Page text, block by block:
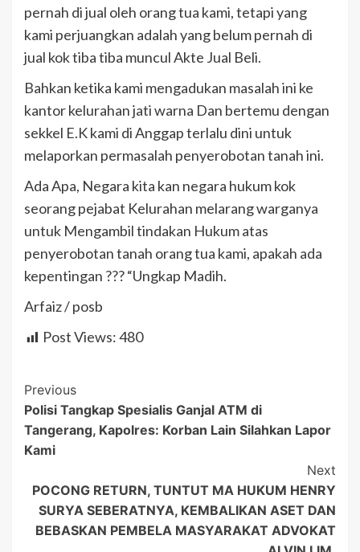
pernah di jual oleh orang tua kami, tetapi yang
kami perjuangkan adalah yang belum pernah di
jual kok tiba tiba muncul Akte Jual Beli.
Bahkan ketika kami mengadukan masalah ini ke
kantor kelurahan jati warna Dan bertemu dengan
sekkel E.K kami di Anggap terlalu dini untuk
melaporkan permasalah penyerobotan tanah ini.
Ada Apa, Negara kita kan negara hukum kok
seorang pejabat Kelurahan melarang warganya
untuk Mengambil tindakan Hukum atas
penyerobotan tanah orang tua kami, apakah ada
kepentingan ??? “Ungkap Madih.
Arfaiz / posb
Post Views:480
Post
Navigation
Previous
Polisi Tangkap Spesialis Ganjal ATM di
Tangerang, Kapolres: Korban Lain Silahkan Lapor
Kami
Next
POCONG RETURN, TUNTUT MA HUKUM HENRY
SURYA SEBERATNYA, KEMBALIKAN ASET DAN
BEBASKAN PEMBELA MASYARAKAT ADVOKAT